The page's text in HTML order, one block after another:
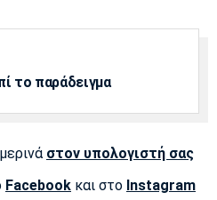
Τσέλσι Άρσεναλ
το παράδειγμα
στον υπολογιστή σας
Facebook και στο Instagram